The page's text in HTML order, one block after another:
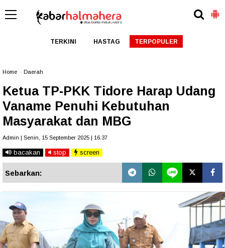
TERKINI HASTAG TERPOPULER
Home Daerah
Ketua TP-PKK Tidore Harap Udang
Vaname Penuhi Kebutuhan
Masyarakat dan MBG
Admin | Senin, 15 September 2025 | 16.37
bacakan stop screen
Sebarkan: